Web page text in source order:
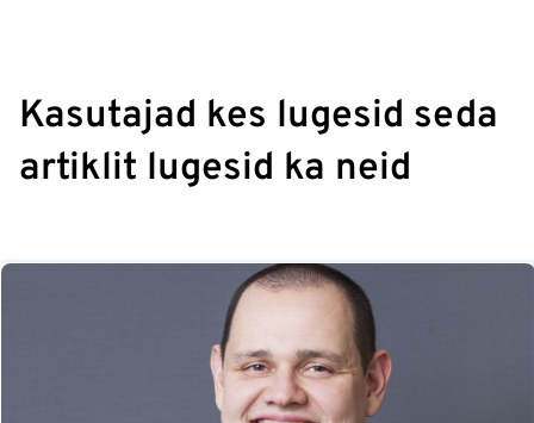
Kasutajad kes lugesid seda
artiklit lugesid ka neid